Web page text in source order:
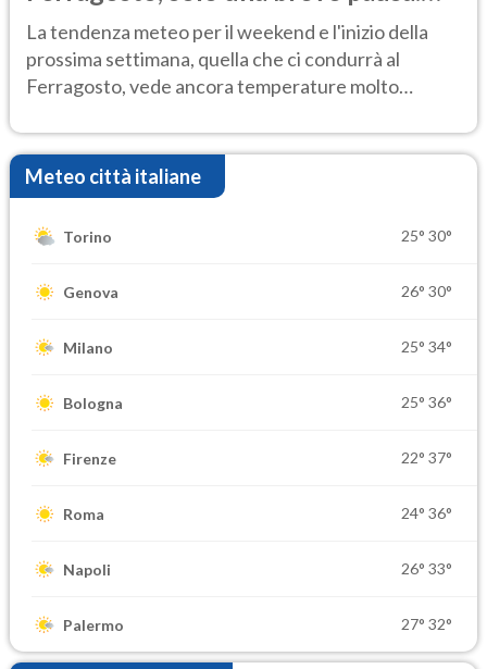
Ecco dove
La tendenza meteo per il weekend e l'inizio della
prossima settimana, quella che ci condurrà al
Ferragosto, vede ancora temperature molto
Meteo città italiane
Torino 25° 30°
Genova 26° 30°
Milano 25° 34°
Bologna 25° 36°
Firenze 22° 37°
Roma 24° 36°
Napoli 26° 33°
Palermo 27° 32°